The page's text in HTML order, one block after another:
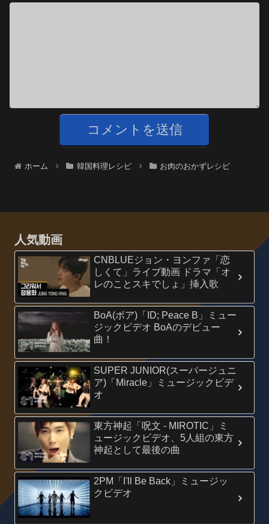
ホーム 韓国料理レシピ お肉のおかずレシピ
人気動画
CNBLUEジョン・ヨンファ「恋
しくて」ライブ動画 ドラマ「オ
レのことスキでしょ」挿入歌
BoA(ボア)「ID; Peace B」ミュー
ジックビデオ BoAのデビュー
曲！
SUPER JUNIOR(スーパージュニ
ア)「Miracle」ミュージックビデ
オ
東方神起「呪文 - MIROTIC」ミ
ュージックビデオ、5人組の東方
神起として最後の曲
2PM「I'll Be Back」ミュージッ
クビデオ